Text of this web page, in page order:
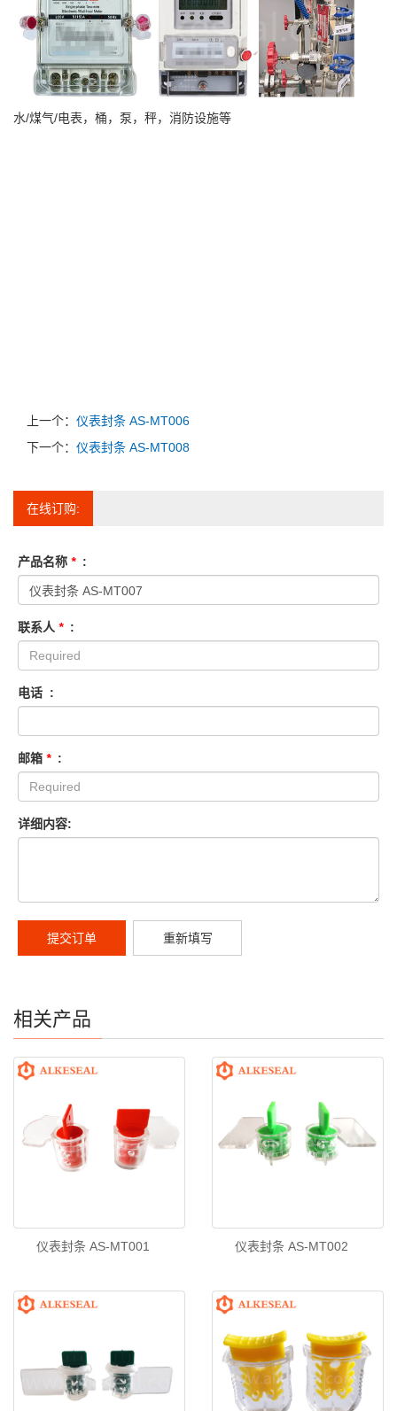
水/煤气/电表，桶，泵，秤，消防设施等
上一个： 仪表封条 AS-MT006
下一个： 仪表封条 AS-MT008
在线订购:
产品名称 * :
联系人 * :
电话 :
邮箱 * :
详细内容:
提交订单 重新填写
相关产品
仪表封条 AS-MT001 仪表封条 AS-MT002